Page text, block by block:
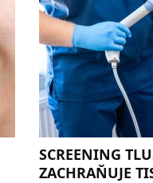
SCREENING
ZACHRAŇUJE